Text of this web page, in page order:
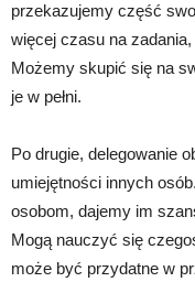
przekazujemy część
więcej czasu na
Możemy skupić się na
je w pełni.
Po drugie, delegowanie
umiejętności innych
osobom, dajemy im
Mogą nauczyć się
może być przydatne w